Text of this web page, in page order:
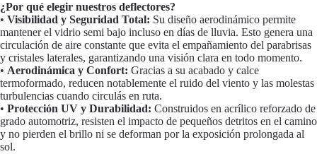
¿Por qué elegir nuestros deflectores?
• Visibilidad y Seguridad Total: Su diseño aerodinámico permite
mantener el vidrio semi bajo incluso en días de lluvia. Esto genera una
circulación de aire constante que evita el empañamiento del parabrisas
y cristales laterales, garantizando una visión clara en todo momento.
• Aerodinámica y Confort: Gracias a su acabado y calce
termoformado, reducen notablemente el ruido del viento y las molestas
turbulencias cuando circulás en ruta.
• Protección UV y Durabilidad: Construidos en acrílico reforzado de
grado automotriz, resisten el impacto de pequeños detritos en el camino
y no pierden el brillo ni se deforman por la exposición prolongada al
sol.